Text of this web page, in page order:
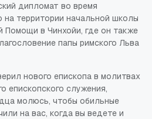
дипломат во время
на территории начальной школы
Помощи в Чинхойи, где он также
папы римского Льва
нового епископа в молитвах
епископского служения,
молюсь, чтобы обильные
на вас, когда вы ведете и